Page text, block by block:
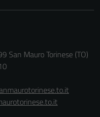
San Mauro Torinese (TO)